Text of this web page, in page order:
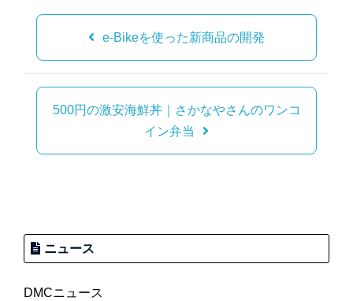
投
ナ
ビ
シ
e-Bikeを使った新商品の開発
500円の激安海鮮丼｜さかなやさんのワンコ
イン弁当
ニュース
DMCニュース